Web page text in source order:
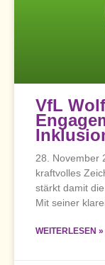
VfL
28. November
kraftvolles
stärkt damit
Mit seiner
WEITERLESEN »